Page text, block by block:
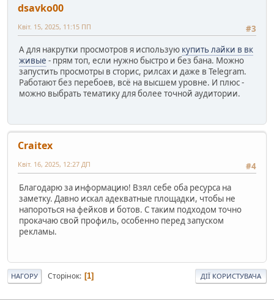
dsavko00
#3
Квіт. 15, 2025, 11:15 ПП
А для накрутки просмотров я использую купить лайки в вк
живые - прям топ, если нужно быстро и без бана. Можно
запустить просмотры в сторис, рилсах и даже в Telegram.
Работают без перебоев, всё на высшем уровне. И плюс -
можно выбрать тематику для более точной аудитории.
Craitex
#4
Квіт. 16, 2025, 12:27 ДП
Благодарю за информацию! Взял себе оба ресурса на
заметку. Давно искал адекватные площадки, чтобы не
напороться на фейков и ботов. С таким подходом точно
прокачаю свой профиль, особенно перед запуском
рекламы.
НАГОРУ Сторінок 1 ДІЇ КОРИСТУВАЧА